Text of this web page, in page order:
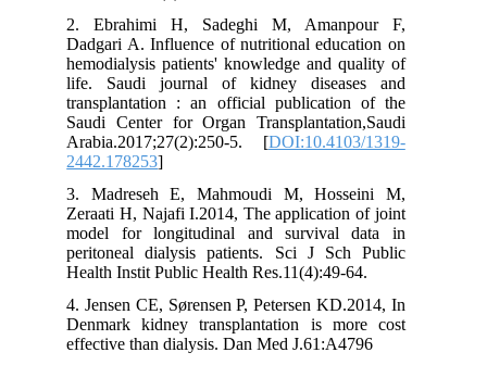
2. Ebrahimi H, Sadeghi M, Amanpour F,
Dadgari A. Influence of nutritional education on
hemodialysis patients' knowledge and quality of
life. Saudi journal of kidney diseases and
transplantation : an official publication of the
Saudi Center for Organ Transplantation,Saudi
Arabia.2017;27(2):250-5. [DOI:10.4103/1319-
2442.178253
3. Madreseh E, Mahmoudi M, Hosseini M,
Zeraati H, Najafi I.2014, The application of joint
model for longitudinal and survival data in
peritoneal dialysis patients. Sci J Sch Public
Health Instit Public Health Res.11(4):49-64.
4. Jensen CE, Sørensen P, Petersen KD.2014, In
Denmark kidney transplantation is more cost
effective than dialysis. Dan Med J.61:A4796